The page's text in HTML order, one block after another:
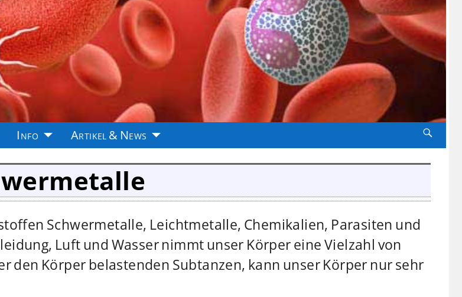
Info Artikel & News
Schwermetalle, Leichtmetalle, Chemikalien, Parasiten und
Luft und Wasser nimmt unser Körper eine Vielzahl von
den Körper belastenden Subtanzen, kann unser Körper nur sehr